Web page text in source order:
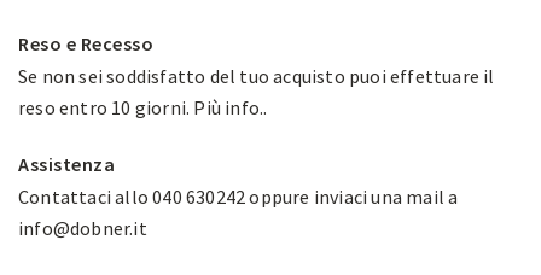
Reso e Recesso
Se non sei soddisfatto del tuo acquisto puoi effettuare il
reso entro 10 giorni. Più info..
Assistenza
Contattaci allo 040 630242 oppure inviaci una mail a
info@dobner.it